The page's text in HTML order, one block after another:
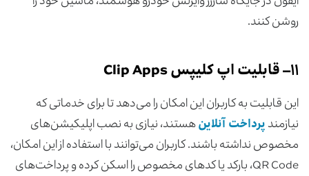
روشن کنند.
۱۱ –قابلیت اپ کلیپس Clip Apps
این قابلیت به کاربران این امکان را می‌دهد تا برای خدماتی که
نیازمندپرداخت آنلاینهستند، نیازی به نصب اپلیکیشن‌های
مخصوص نداشته باشند. کاربران می‌توانند با استفاده از این امکان،
QR Code، بارکد یا کدهای مخصوص را اسکن کرده و پرداخت‌های